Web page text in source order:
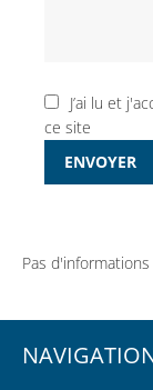
J’ai lu et
ce site
ENVOYER
Pas